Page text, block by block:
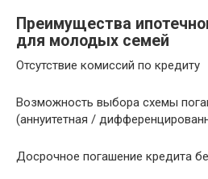
Преимущества
для молодых семей
Отсутствие комиссий по кредиту
Возможность выбора схемы
(аннуитетная /
Досрочное погашение кредита